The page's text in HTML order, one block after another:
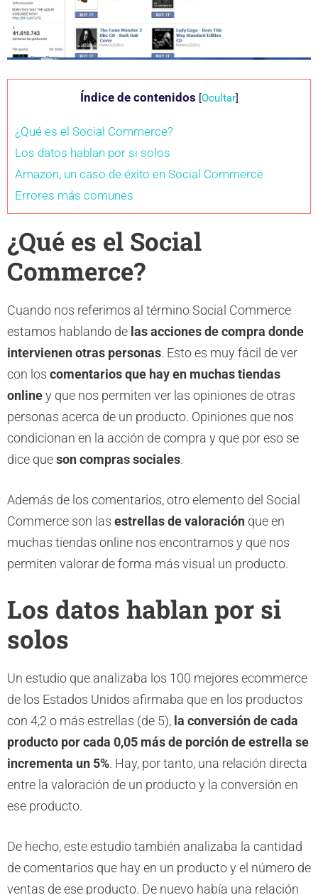
Índice de contenidos [Ocultar]
¿Qué es el Social Commerce?
Los datos hablan por si solos
Amazon, un caso de éxito en Social Commerce
Errores más comunes
¿Qué es el Social
Commerce?
Cuando nos referimos al término Social Commerce
estamos hablando de las acciones de compra donde
intervienen otras personas. Esto es muy fácil de ver
con los comentarios que hay en muchas tiendas
onliney que nos permiten ver las opiniones de otras
personas acerca de un producto. Opiniones que nos
condicionan en la acción de compra y que por eso se
dice queson compras sociales.
Además de los comentarios, otro elemento del Social
Commerce son las estrellas de valoración que en
muchas tiendas online nos encontramos y que nos
permiten valorar de forma más visual un producto.
Los datos hablan por si
solos
Un estudio que analizaba los 100 mejores ecommerce
de los Estados Unidos afirmaba que en los productos
con 4,2 o más estrellas (de 5), la conversión de cada
producto por cada 0,05 más de porción de estrella se
incrementa un 5%. Hay, por tanto, una relación directa
entre la valoración de un producto y la conversión en
ese producto.
De hecho, este estudio también analizaba la cantidad
de comentarios que hay en un producto y el número de
ventas de ese producto. De nuevo había una relación